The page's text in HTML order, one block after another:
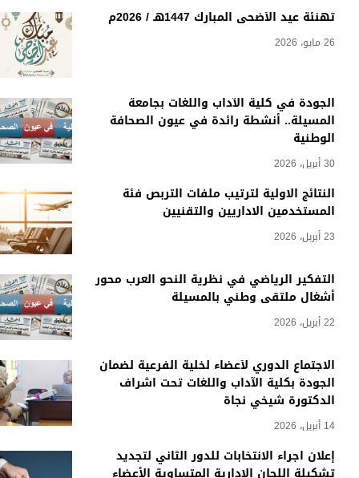
تهنئة عيد الأضحى المبارك 1447هـ / 2026م
26 مايو، 2026
الجودة في كلية الآداب واللغات بجامعة
المسيلة.. أنشطة رائدة في عيون الصحافة
الوطنية
30 أبريل، 2026
النتائج الاولية لترتيب ملفات التربص فئة
المستخدمين الاداريين والتقنيين
23 أبريل، 2026
التفكير الرياضي في نظرية النحو العرب محور
أشغال ملتقى وطني بالمسيلة
22 أبريل، 2026
الاجتماع الدوري لأعضاء لخلية الفرعية لضمان
الجودة بكلية الآداب واللغات تحت اشراف
الدكتورة شيخي نجاة
14 أبريل، 2026
إعلان اجراء الانتخابات للدور الثاني لتجديد
تشكيلة اللجان الإدارية المتساوية الأعضاء